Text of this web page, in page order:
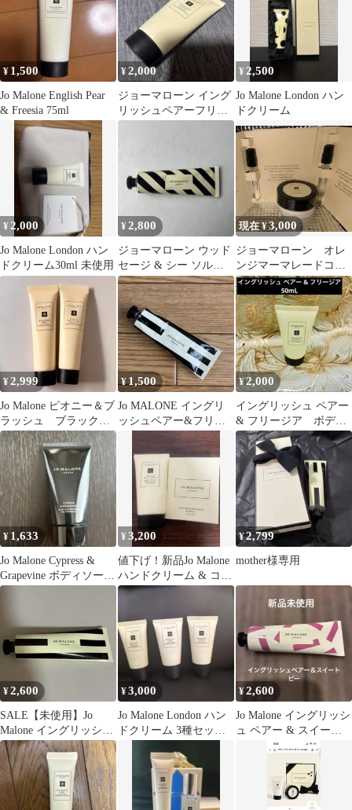
¥ 1,500
Jo Malone English Pear
& Freesia 75ml
¥2,000
ジョーマローン イング
リッシュペアーフリー
ジア ハンドクリーム
¥ 2,500
Jo Malone London ハン
ドクリーム
¥2,000
Jo Malone London ハン
ドクリーム30ml 未使用
¥2,800
ジョーマローン ウッド
セージ & シー ソルト
ハンド クリーム
現在 ¥3,000
ジョーマローン オレ
ンジマーマレードコロ
ン 1.5ml 2点 ボデ
ィクリーム
¥2,999
Jo Malone ピオニー＆ブ
ラッシュ ブラックベ
リー ハンドクリーム
２点
¥ 1,500
Jo MALONE イングリ
ッシュペアー&フリー
ジア ハンドクリーム
¥2,000
イングリッシュ ペアー
& フリージア ボディ
＆ハンドローション
¥ 1,633
Jo Malone Cypress &
Grapevine ボディソープ
50ml
¥3,200
値下げ！新品Jo Malone
ハンドクリーム & コロ
ン サンプルセット
¥2,799
mother様専用
¥2,600
SALE【未使用】Jo
Malone イングリッシュ
ペアー & フリージア
¥3,000
Jo Malone London ハン
ドクリーム 3種セット
¥2,600
Jo Malone イングリッシ
ュ ペアー & スイート
ピー ハンドクリーム